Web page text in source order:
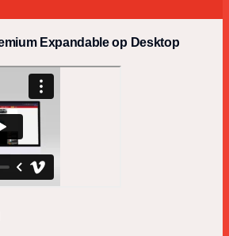
Expandable op Desktop